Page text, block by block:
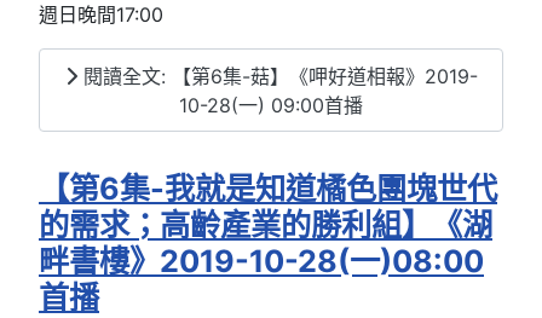
週日晚間17:00
閱讀全文: 【第6集-菇】《呷好道相報》2019-
10-28(一) 09:00首播
【第6集-我就是知道橘色團塊世代
的需求；高齡產業的勝利組】《湖
畔書樓》2019-10-28(一)08:00
首播